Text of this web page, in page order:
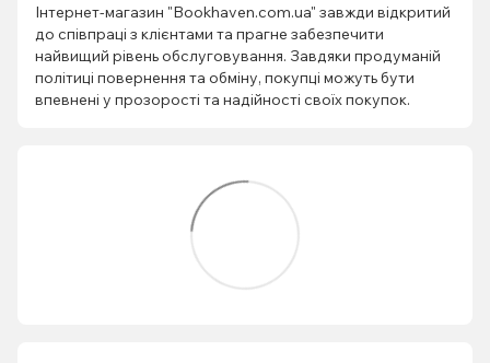
Інтернет-магазин "Bookhaven.com.ua" завжди відкритий
до співпраці з клієнтами та прагне забезпечити
найвищий рівень обслуговування. Завдяки продуманій
політиці повернення та обміну, покупці можуть бути
впевнені у прозорості та надійності своїх покупок.